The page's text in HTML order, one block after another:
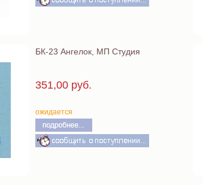
БК-23 Ангелок, МП Студия
351,00 руб.
ожидается